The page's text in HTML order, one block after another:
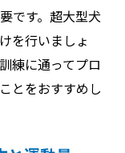
です。超大型犬
を行いましょ
練に通ってプロ
とをおすすめし